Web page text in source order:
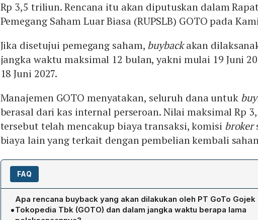
Rp 3,5 triliun. Rencana itu akan diputuskan dalam
Pemegang Saham Luar Biasa (RUPSLB) GOTO pada
Jika disetujui pemegang saham, buybackakan
jangka waktu maksimal 12 bulan, yakni mulai 19 Juni
18 Juni 2027.
Manajemen GOTO menyatakan, seluruh dana untuk
berasal dari kas internal perseroan. Nilai maksimal Rp
tersebut telah mencakup biaya transaksi, komisi broker
biaya lain yang terkait dengan pembelian kembali
FAQ
•
Apa rencana buyback yang akan dilakukan oleh PT GoTo Gojek
Tokopedia Tbk (GOTO) dan dalam jangka waktu berapa lama